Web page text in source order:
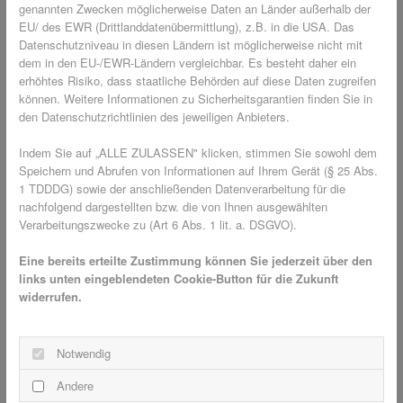
schließendem Pendelmechanismus.
Angenehme Ruhe, weil das Pendelfenster
eigenständig und leise schließt – auch wenn Sie
gerade die Hände voll haben.
Nahezu unsichtbaren Schutzmit innovativem
Transpatec-Gewebe, das mehr Licht und Luft
langlebig ist; optional mit schallmindernder
Bürstendämpfung.
Passgenaue Maßanfertigung, kompatibel mit allen
Fensterformaten und montierbar auf dem
Aufmaß vor Ort für perfekte Passgenauigkeit.
Saisonstart
Im Rahmen der aktuellen Aktion können Sie Pendelfenster
genannten Zwecken möglicherweise Daten an Länder außerhalb der
EU/ des EWR (Drittlanddatenübermittlung), z.B. in die USA. Das
Datenschutzniveau in diesen Ländern ist möglicherweise nicht mit
dem in den EU-/EWR-Ländern vergleichbar. Es besteht daher ein
erhöhtes Risiko, dass staatliche Behörden auf diese Daten zugreifen
können. Weitere Informationen zu Sicherheitsgarantien finden Sie in
den Datenschutzrichtlinien des jeweiligen Anbieters.
Indem Sie auf „ALLE ZULASSEN" klicken, stimmen Sie sowohl dem
Speichern und Abrufen von Informationen auf Ihrem Gerät (§ 25 Abs.
1 TDDDG) sowie der anschließenden Datenverarbeitung für die
nachfolgend dargestellten bzw. die von Ihnen ausgewählten
Verarbeitungszwecke zu (Art 6 Abs. 1 lit. a. DSGVO).
Eine bereits erteilte Zustimmung können Sie jederzeit über den
links unten eingeblendeten Cookie-Button für die Zukunft
widerrufen.
Notwendig
Andere